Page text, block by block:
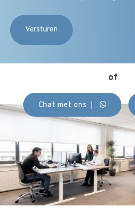
(Vereist)
of
Chat met ons